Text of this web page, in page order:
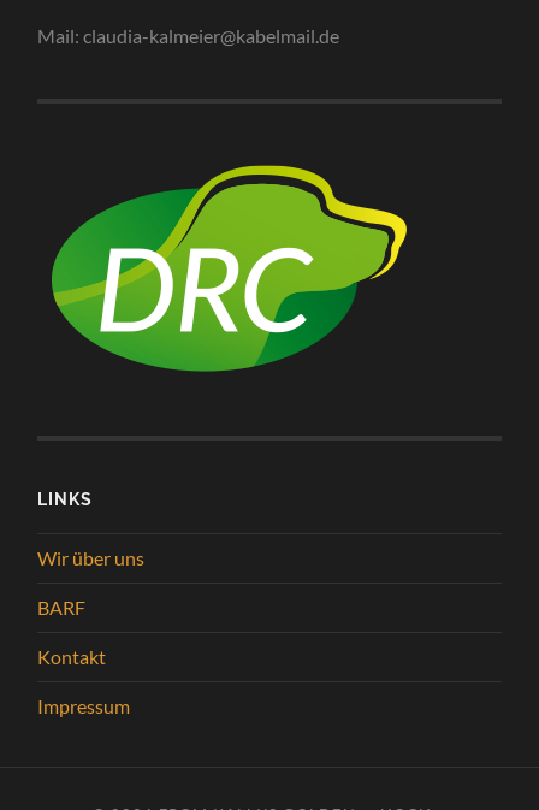
Mail: claudia-kalmeier@kabelmail.de
LINKS
Wir über uns
BARF
Kontakt
Impressum